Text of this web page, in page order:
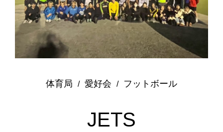
体育局 / 愛好会 / フットボール
JETS